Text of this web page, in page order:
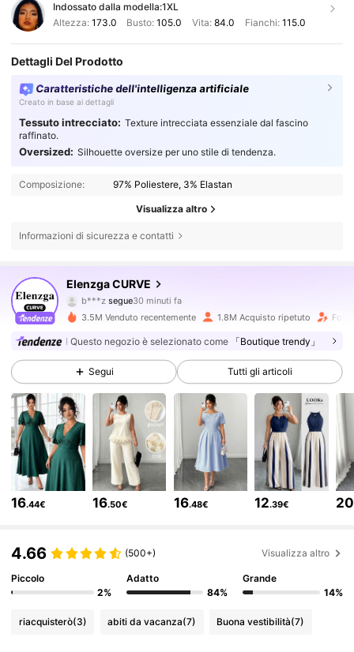
Indossato dalla modella:1XL
Altezza: 173.0 Busto:105.0 Vita: 84.0 Fianchi: 115.0
Dettagli Del Prodotto
Caratteristiche dell'intelligenza artificiale
Creato in base ai dettagli
Tessuto intrecciato: Texture intrecciata essenziale dal fascino
raffinato.
Oversized: Silhouette oversize per uno stile di tendenza.
Composizione: 97% Poliestere, 3% Elastan
Visualizza altro
Informazioni di sicurezza e contatti
Elenzga CURVE
b***zsegue30 minuti fa
b***o sta navigando
4.73
651K Follower
4.73 651K Follower
4.73 651K Follower
4.73 651K Follower
651K Follower
3.5M Venduto recentemente 1.8M Acquisto ripetuto
Questo negozio è selezionato come 「Boutique trendy」
Segui Tutti gli articoli
16.44€ 16.50€ 16.48€ 12.39€ 20
4.66 (500+) Visualizza altro
Piccolo
2%
Adatto
84%
Grande
14%
riacquisterò(3) abiti da vacanza(7) Buona vestibilità(7)